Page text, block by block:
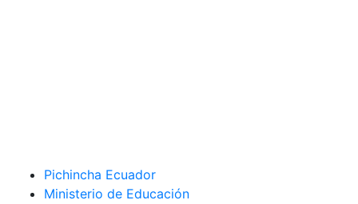
Pichincha Ecuador
Ministerio de Educación